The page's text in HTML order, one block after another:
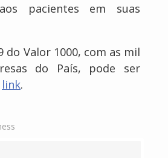
pacientes em suas
do Valor 1000, com as mil
do País, pode ser
link.